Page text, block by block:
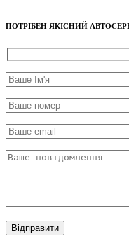
ПОТРІБЕН ЯКІСНИЙ